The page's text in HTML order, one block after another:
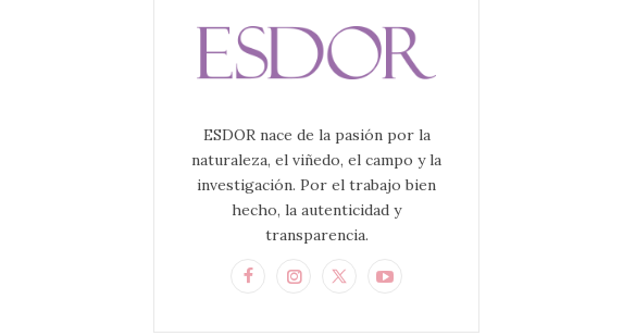
ESDOR nace de la pasión por la
naturaleza, el viñedo, el campo y la
investigación. Por el trabajo bien
hecho, la autenticidad y
transparencia.